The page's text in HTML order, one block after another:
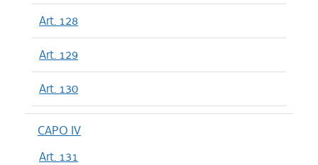
Art. 128
Art. 129
Art. 130
CAPO IV
Art. 131